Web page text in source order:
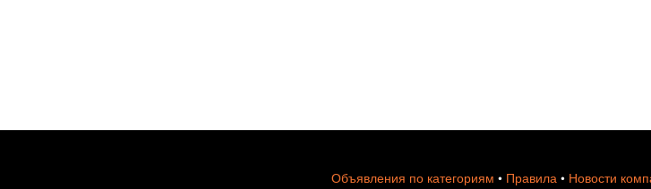
Объявления по категориям • Правила • Новости